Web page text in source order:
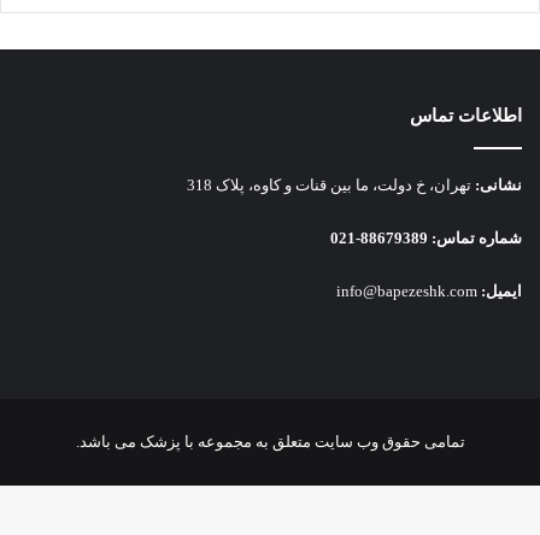
اطلاعات تماس
نشانی: تهران، خ دولت، ما بین قنات و کاوه، پلاک 318
شماره تماس: 88679389-021
ایمیل:
تمامی حقوق وب سایت متعلق به مجموعه با پزشک می باشد.